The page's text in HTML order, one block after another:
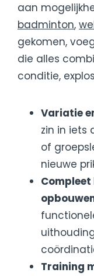
aan
badminton,
gekomen,
die alles
conditie,
Variatie
zin in iets
of
nieuwe
Training